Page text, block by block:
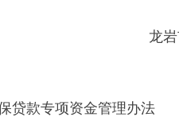
龙岩
款专项资金管理办法